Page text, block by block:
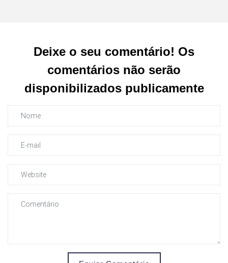
Deixe o seu comentário! Os
comentários não serão
disponibilizados publicamente